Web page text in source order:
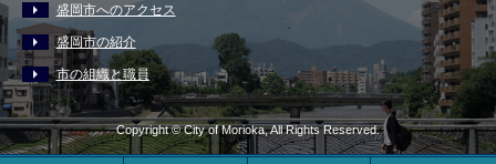
盛岡市へのアクセス
盛岡市の紹介
市の組織と職員
Copyright © City of Morioka, All Rights Reserved.